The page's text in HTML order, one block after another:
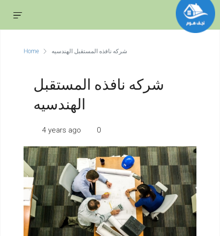
Home شركه نافذه المستقبل الهندسيه
شركه نافذه المستقبل
الهندسيه
4 years ago 0